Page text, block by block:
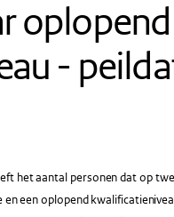
oplopend
-
het aantal personen dat op
een oplopend